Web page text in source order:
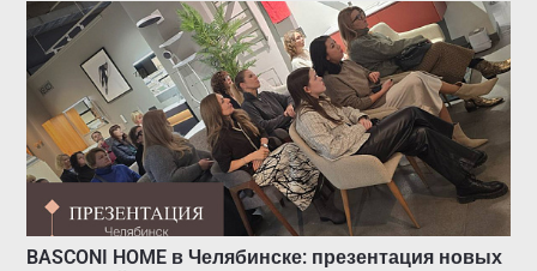
BASCONI HOME в Челябинске: презентация новых